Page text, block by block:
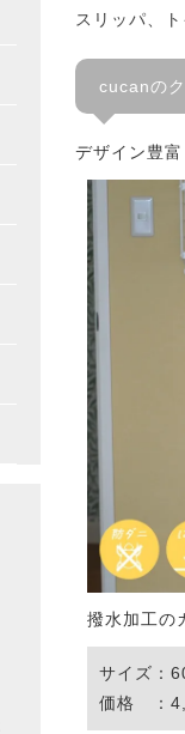
colne
防炎
レースカー
カーテン
1級遮光カ
防炎カーテ
ミラーレー
遮熱レース
防炎レース
カーテンを
花・植物柄
モダン柄(
無地・無
花・植物
無地・無
カーテン
DESIGN
colne
防炎
カーテンデ
既成カー
防音ラグ
防炎ラグ
防ダニラグ
アレルゲン
消臭ラグ
洗えるラグ
滑り止め加
吸湿・発熱
ラグのサイ
ラグの選び
ラグのお手
タイルカー
カーペッ
カーペット
カーペッ
カーペッ
玄関マット
約45×75cm
約50×80cm
約55×85cm
約60×90cm
約
円形・変形
キッチンマ
約45×60cm
約
約
約
約
マットを機
洗えるマッ
滑り止め加
マットのお
マットデ
オーダーカ
カーテン
ラグ
マット
雑貨
キャラクタ
ミッキー／
プー／
アリス／
ディズニ
プレミア
スリッパ
トイレタリ
布・生地
キッチン
キッチン小
リビング用
玄関用品
バス・ト
シリーズで
Tower タワ
Tosca トス
KINTO キ
布団カバー
敷きパッド
枕
風呂敷
テーブルセ
革小物
北欧インテ
colne
MOOMIN
PEANUTS
Saana ja
Disney（
カーテン
カーテン
カーテン
遮光カー
ミラーレ
スリッパ、
cucanの
デザイン豊
撥水加工の
サイズ：
価格 ：